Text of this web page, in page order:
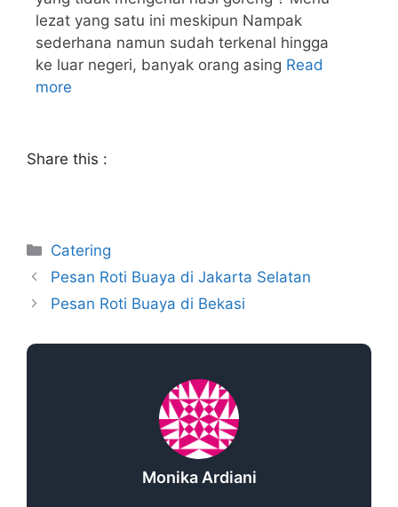
lezat yang satu ini meskipun Nampak
sederhana namun sudah terkenal hingga
ke luar negeri, banyak orang asing Read
more
Share this :
Catering
Pesan Roti Buaya di Jakarta Selatan
Pesan Roti Buaya di Bekasi
Monika Ardiani